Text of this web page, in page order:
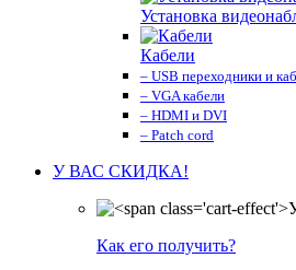
Установка
Кабели
– USB переходники и
– VGA кабели
– HDMI и DVI
– Patch cord
У ВАС СКИДКА!
Как его получить?